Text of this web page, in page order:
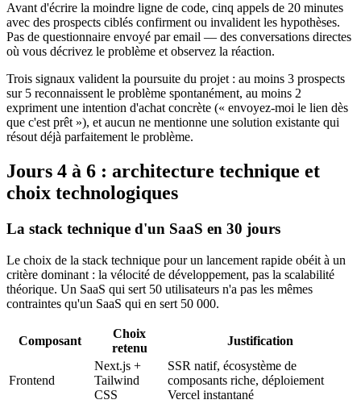
Avant d'écrire la moindre ligne de code, cinq appels de 20 minutes
avec des prospects ciblés confirment ou invalident les hypothèses.
Pas de questionnaire envoyé par email — des conversations directes
où vous décrivez le problème et observez la réaction.
Trois signaux valident la poursuite du projet : au moins 3 prospects
sur 5 reconnaissent le problème spontanément, au moins 2
expriment une intention d'achat concrète (« envoyez-moi le lien dès
que c'est prêt »), et aucun ne mentionne une solution existante qui
résout déjà parfaitement le problème.
Jours 4 à 6 : architecture technique et
choix technologiques
La stack technique d'un SaaS en 30 jours
Le choix de la stack technique pour un lancement rapide obéit à un
critère dominant : la vélocité de développement, pas la scalabilité
théorique. Un SaaS qui sert 50 utilisateurs n'a pas les mêmes
contraintes qu'un SaaS qui en sert 50 000.
Composant
Choix
retenu
Justification
Frontend
Next.js +
Tailwind
CSS
SSR natif, écosystème de
composants riche, déploiement
Vercel instantané